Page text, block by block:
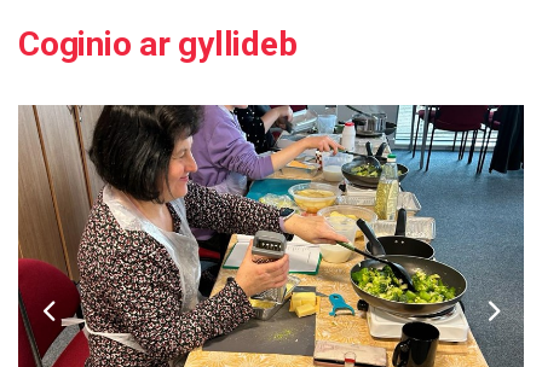
Coginio ar gyllideb